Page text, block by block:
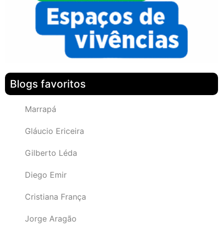
Blogs favoritos
Marrapá
Gláucio Ericeira
Gilberto Léda
Diego Emir
Cristiana França
Jorge Aragão